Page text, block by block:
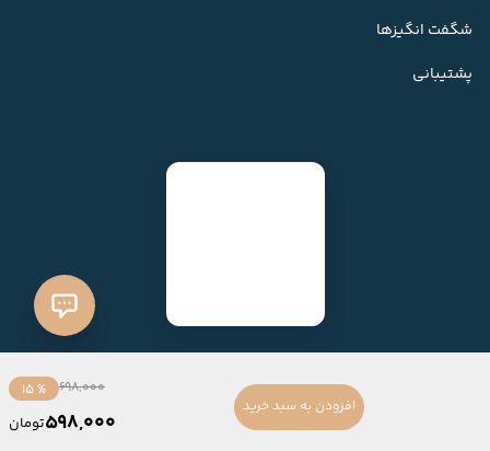
698,000
% 15
598,000تومان
افزودن به سبد خرید
شگفت انگیزها
پشتیبانی
ساخته شده بافروشگاه ساز میهن شاپ